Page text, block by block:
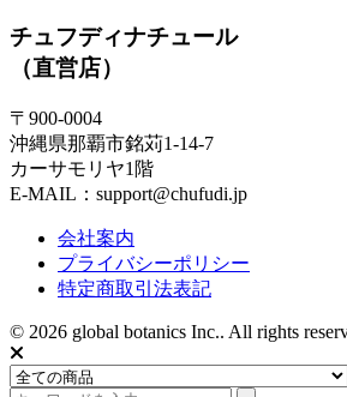
チュフディナチュール
（直営店）
〒900-0004
沖縄県那覇市銘苅1-14-7
カーサモリヤ1階
E-MAIL：support@chufudi.jp
会社案内
プライバシーポリシー
特定商取引法表記
© 2026 global botanics Inc.. All rights